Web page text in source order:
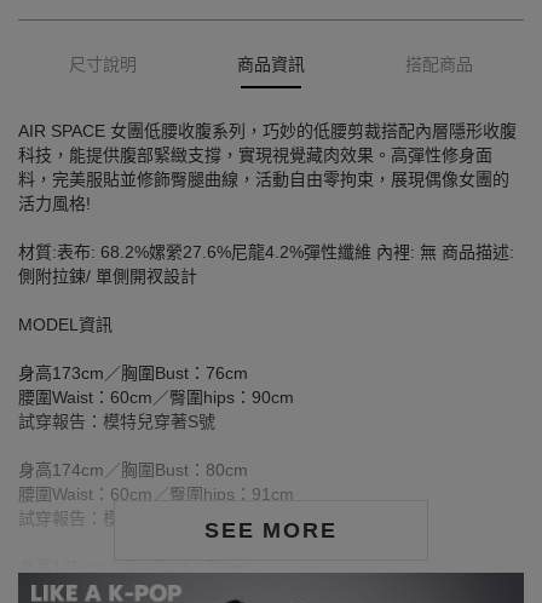
尺寸說明 商品資訊 搭配商品
SEE MORE
AIR SPACE 女團低腰收腹系列，巧妙的低腰剪裁搭配內層隱形收腹
科技，能提供腹部緊緻支撐，實現視覺藏肉效果。高彈性修身面
料，完美服貼並修飾臀腿曲線，活動自由零拘束，展現偶像女團的
活力風格!
材質:表布: 68.2%嫘縈27.6%尼龍4.2%彈性纖維 內裡: 無 商品描述:
側附拉鍊/ 單側開衩設計
MODEL資訊
身高173cm／胸圍Bust：76cm
腰圍Waist：60cm／臀圍hips：90cm
試穿報告：模特兒穿著S號
身高174cm／胸圍Bust：80cm
腰圍Waist：60cm／臀圍hips：91cm
試穿報告：模特兒穿著S號
腰圍Waist：58cm／臀圍hips：90cm